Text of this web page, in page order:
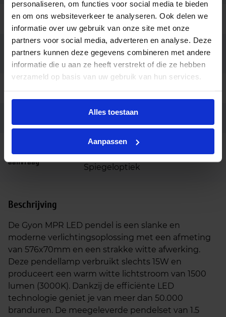
personaliseren, om functies voor social media te bieden
en om ons websiteverkeer te analyseren. Ook delen we
informatie over uw gebruik van onze site met onze
partners voor social media, adverteren en analyse. Deze
partners kunnen deze gegevens combineren met andere
informatie die u aan ze heeft verstrekt of die ze hebben
verzameld op basis van uw gebruik van hun services.
Alles toestaan
Aanpassen
Montage Opbouw, Pendel
Aansluiting
3×0.75mm kabel met
plafondkapje
LU054811+CS
Opties op
aanvraag
3-fase railadapter, Casambi
dimbaar, Dali dimbaar, noodunit,
Spiegeloptiek
Beschrijving
De Gyon MPR LED pendel is een slanke en
moderne verlichtingsoplossing met een afmeting
van 576x70mm en een strakke witte afwerking.
Deze pendellamp verbruikt slechts 15W en
produceert een warm witte lichtstroom van 1500
lumen (3000K). Dankzij de efficiënte LED
technologie geniet je van meer dan 50.000
branduren. De meegeleverde pendelset van 1.5